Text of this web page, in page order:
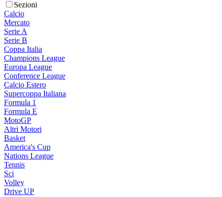
Sezioni
Calcio
Mercato
Serie A
Serie B
Coppa Italia
Champions League
Europa League
Conference League
Calcio Estero
Supercoppa Italiana
Formula 1
Formula E
MotoGP
Altri Motori
Basket
America's Cup
Nations League
Tennis
Sci
Volley
Drive UP